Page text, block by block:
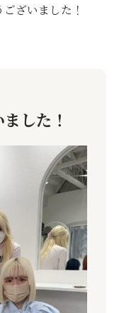
ざいました！
した！